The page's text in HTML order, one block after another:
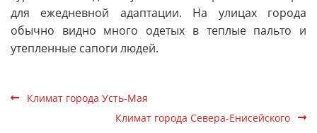
для ежедневной адаптации. На улицах города
обычно видно много одетых в теплые пальто и
утепленные сапоги людей.
Климат города Усть-Мая
Климат города Севера-Енисейского